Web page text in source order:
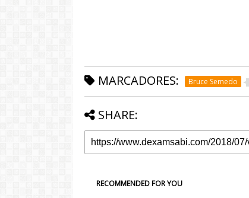
MARCADORES: Bruce Semedo
SHARE:
RECOMMENDED FOR YOU